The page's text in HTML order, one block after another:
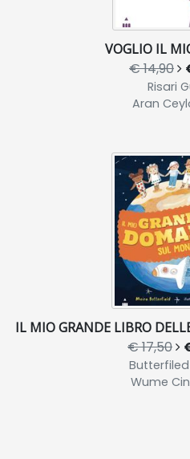
VOGLIO IL
€ 14,90
Risari
Aran
IL MIO GRANDE LIBRO
€ 17,50
Wume